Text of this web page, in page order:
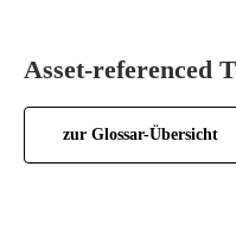
Asset-referenced
zur Glossar-Übersicht